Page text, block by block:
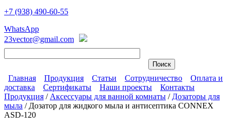
Чистые технологии
+7 (938) 490-60-55
WhatsApp
23vector@gmail.com
Главное меню
Главная Продукция Статьи Сотрудничество
Оплата и
доставка
Сертификаты Наши проекты Контакты
Вы здесь
Продукция / Аксессуары для ванной комнаты / Дозаторы для
мыла / Дозатор для жидкого мыла и антисептика CONNEX
ASD-120